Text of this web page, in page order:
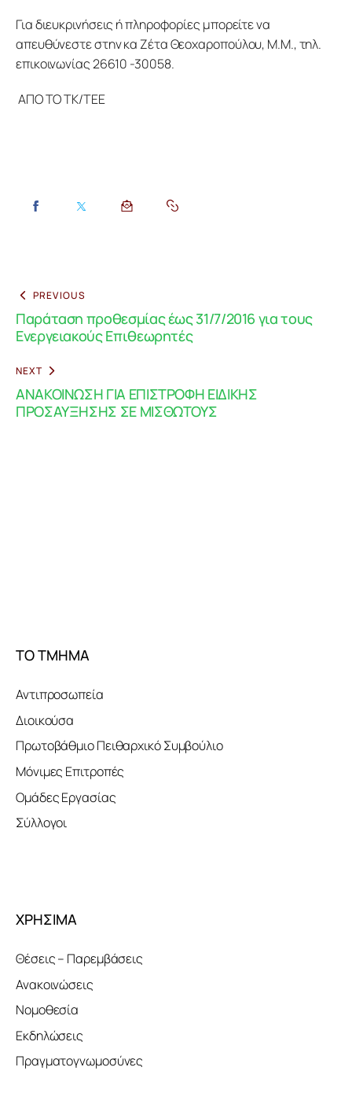
Για διευκρινήσεις ή πληροφορίες μπορείτε να
απευθύνεστε στην κα Ζέτα Θεοχαροπούλου, Μ.Μ., τηλ.
επικοινωνίας 26610 -30058.
ΑΠΟ ΤΟ ΤΚ/ΤΕΕ
PREVIOUS
Παράταση προθεσμίας έως 31/7/2016 για τους
Ενεργειακούς Επιθεωρητές
NEXT
ΑΝΑΚΟΙΝΩΣΗ ΓΙΑ ΕΠΙΣΤΡΟΦΗ ΕΙΔΙΚΗΣ
ΠΡΟΣΑΥΞΗΣΗΣ ΣΕ ΜΙΣΘΩΤΟΥΣ
ΤΟ ΤΜΗΜΑ
Αντιπροσωπεία
Διοικούσα
Πρωτοβάθμιο Πειθαρχικό Συμβούλιο
Μόνιμες Επιτροπές
Ομάδες Εργασίας
Σύλλογοι
ΧΡΗΣΙΜΑ
Θέσεις – Παρεμβάσεις
Ανακοινώσεις
Νομοθεσία
Εκδηλώσεις
Πραγματογνωμοσύνες